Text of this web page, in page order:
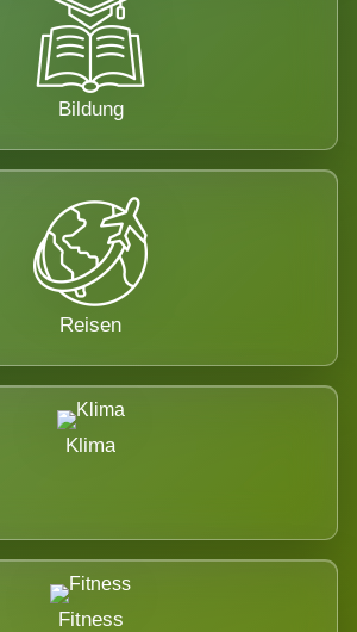
Bildung
Reisen
Klima
Fitness